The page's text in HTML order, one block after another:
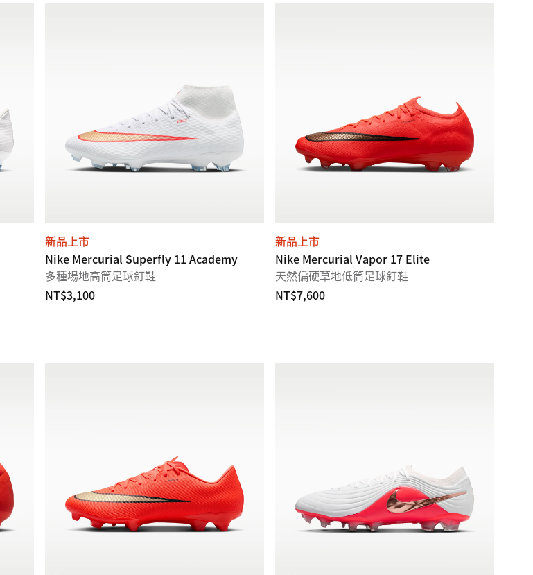
新品上市
Nike Mercurial Superfly 11 Academy
多種場地高筒足球釘鞋
NT$3,100
新品上市
Nike Mercurial Vapor 17 Elite
天然偏硬草地低筒足球釘鞋
NT$7,600